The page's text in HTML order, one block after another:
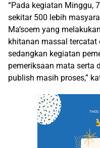
“Pada kegiatan Minggu,
sekitar 500 lebih
Ma’soem yang
khitanan massal tercatat
sedangkan kegiatan
pemeriksaan mata serta
publish masih proses,”